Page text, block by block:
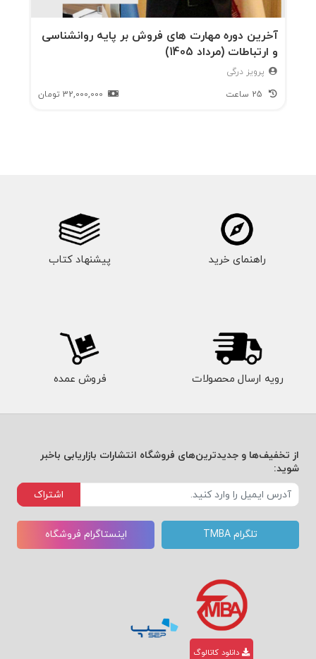
آخرین دوره مهارت های فروش بر پایه روانشناسی
و ارتباطات (مرداد 1405)
پرویز درگی
32,000,000 تومان
راهنمای خرید پیشنهاد کتاب
رویه ارسال محصولات فروش عمده
از تخفیف‌ها و جدیدترین‌های فروشگاه انتشارات بازاریابی باخبر
شوید:
اشتراک
تلگرام TMBA اینستاگرام فروشگاه
دانلود کاتالوگ